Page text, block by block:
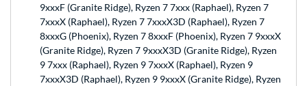
9xxxF (Granite Ridge), Ryzen 7 7xxx (Raphael), Ryzen 7
7xxxX (Raphael), Ryzen 7 7xxxX3D (Raphael), Ryzen 7
8xxxG (Phoenix), Ryzen 7 8xxxF (Phoenix), Ryzen 7 9xxxX
(Granite Ridge), Ryzen 7 9xxxX3D (Granite Ridge), Ryzen
9 7xxx (Raphael), Ryzen 9 7xxxX (Raphael), Ryzen 9
7xxxX3D (Raphael), Ryzen 9 9xxxX (Granite Ridge), Ryzen